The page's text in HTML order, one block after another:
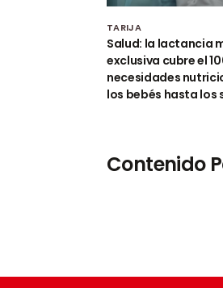
TARIJA
Salud: la lactancia
exclusiva cubre el
necesidades
los bebés hasta los
Contenido